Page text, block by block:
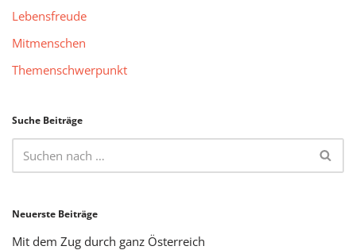
Lebensfreude
Mitmenschen
Themenschwerpunkt
Suche Beiträge
Neuerste Beiträge
Mit dem Zug durch ganz Österreich